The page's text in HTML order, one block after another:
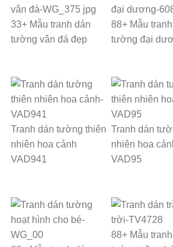
33+ Mẫu tranh dán
tường vân đá đẹp
88+ Mẫu
tường đại
Tranh dán tường thiên
nhiên hoa cảnh
VAD941
Tranh dán
nhiên hoa
VAD95
88+ Mẫu